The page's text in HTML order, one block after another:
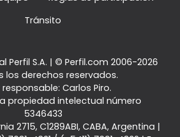
Tránsito
Perfil S.A. | © Perfil.com 2006-2026
los derechos reservados.
responsable: Carlos Piro.
propiedad intelectual número
5346433
2715, C1289ABI, CABA, Argentina |